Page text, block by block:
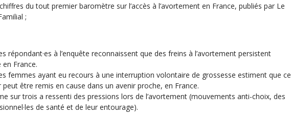
du tout premier baromètre sur l’accès à l’avortement en France, publiés par Le
;
répondant·es à l’enquête reconnaissent que des freins à l’avortement persistent
en France.
femmes ayant eu recours à une interruption volontaire de grossesse estiment que ce
peut être remis en cause dans un avenir proche, en France.
sur trois a ressenti des pressions lors de l’avortement (mouvements anti-choix, des
de santé et de leur entourage).